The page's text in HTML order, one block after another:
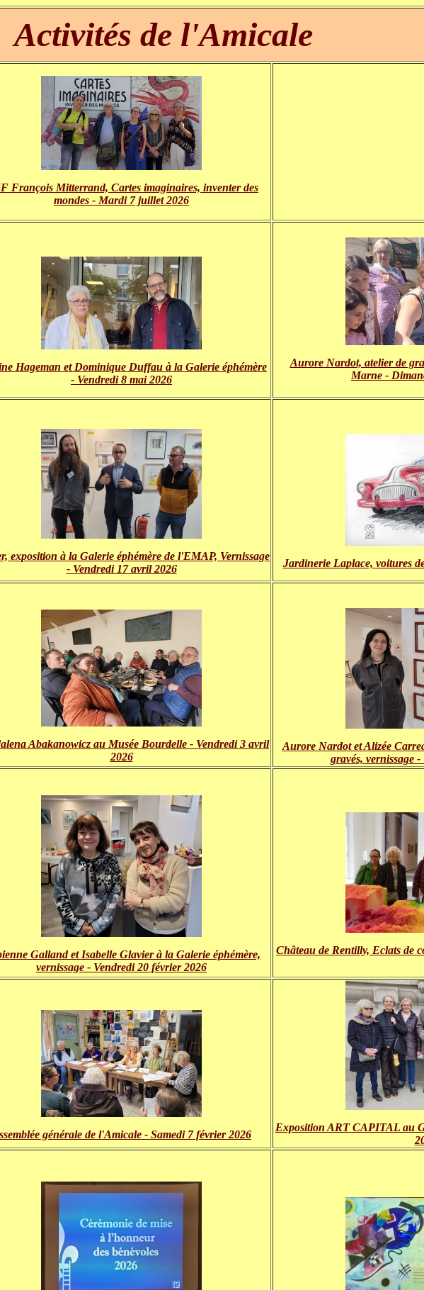
Activités de l'Amicale
François Mitterrand, Cartes imaginaires, inventer des
mondes - Mardi 7 juillet 2026
Hageman et Dominique Duffau à la Galerie éphémère
- Vendredi 8 mai 2026
Aurore Nardot, atelier de
Marne -
exposition à la Galerie éphémère de l'EMAP, Vernissage
- Vendredi 17 avril 2026
Jardinerie Laplace, voitures
Abakanowicz au Musée Bourdelle - Vendredi 3 avril
2026
Aurore Nardot et Alizée
gravés, vernissage
Galland et Isabelle Glavier à la Galerie éphémère,
vernissage - Vendredi 20 février 2026
Château de Rentilly, Eclats de
générale de l'Amicale - Samedi 7 février 2026
Exposition ART CAPITAL au